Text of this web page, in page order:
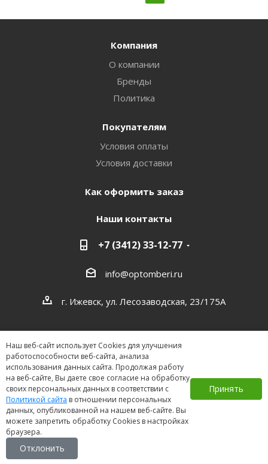
Наш веб-сайт использует Cookies для улучшения
работоспособности веб-сайта, анализа
использования данных сайта. Продолжая работу
на веб-сайте, Вы даете свое согласие на обработку
своих персональных данных в соответствии с
Политикой сайта в отношении персональных
данных, опубликованной на нашем веб-сайте. Вы
можете запретить обработку Cookies в настройках
браузера.
Принять
Отклонить
Компания
О компании
Бренды
Политика
Покупателям
Условия оплаты
Условия доставки
Как оформить заказ
Наши контакты
+7 (3412) 33-12-77
info@optomberi.ru
г. Ижевск, ул. Лесозаводская, 23/175А
2026 ©